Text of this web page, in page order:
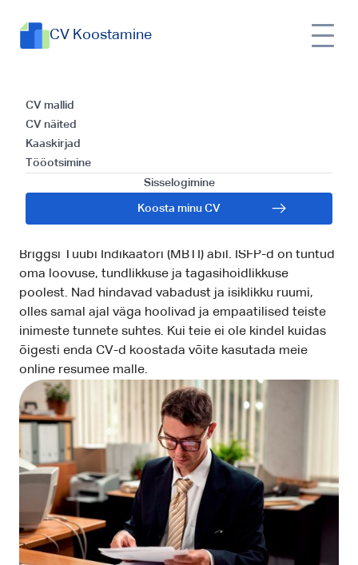
CV Koostamine
CV mallid
CV näited
Kaaskirjad
Tööotsimine
Sisselogimine
Koosta minu CV
ISPF Karjäärivalikud:
Parimad ja halvimad
Töökohad
ISFP (Introvertne, Sensoorne, Tunnetav, Perseptiivne)
isiksusetüüp, tuntud ka kui "Avastaja" või "Artistik," on
Briggsi Tüübi Indikaatori (MBTI) abil. ISFP-d on tuntud
oma loovuse, tundlikkuse ja tagasihoidlikkuse
poolest. Nad hindavad vabadust ja isiklikku ruumi,
olles samal ajal väga hoolivad ja empaatilised teiste
inimeste tunnete suhtes. Kui teie ei ole kindel kuidas
õigesti enda CV-d koostada võite kasutada meie
online resumee malle.